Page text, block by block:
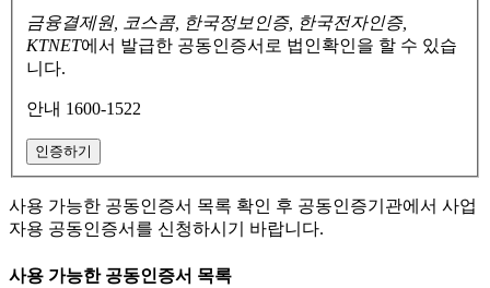
금융결제원, 코스콤, 한국정보인증, 한국전자인증,
KTNET에서 발급한 공동인증서로 법인확인을 할 수 있습
니다.
안내 1600-1522
인증하기
사용 가능한 공동인증서 목록 확인 후 공동인증기관에서 사업
자용 공동인증서를 신청하시기 바랍니다.
사용 가능한 공동인증서 목록